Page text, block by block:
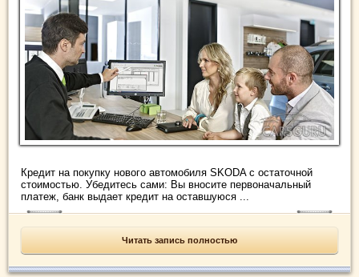
Кредит на покупку нового автомобиля SKODA с остаточной
стоимостью. Убедитесь сами: Вы вносите первоначальный
платеж, банк выдает кредит на оставшуюся ...
Читать запись полностью